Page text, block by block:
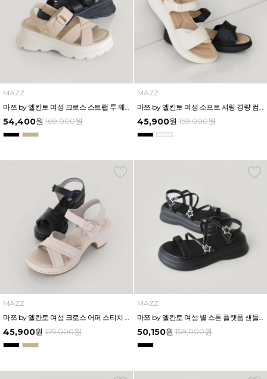
MAZZ
마쯔 by 엘칸토 여성 크로스 스트랩 투 웨이 플랫폼 샌들 6cm LCWW14M626
54,400원 169,000원
MAZZ
마쯔 by 엘칸토 여성 소프트 셔링 경량 컴포트 샌들 3.5cm LCWW12M626
45,900원 159,000원
MAZZ
45,900원 159,000원
MAZZ
50,150원 159,000원